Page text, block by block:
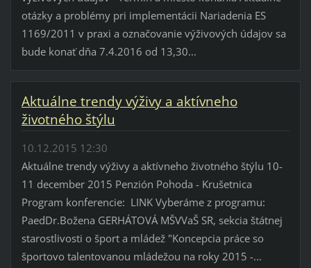
otázky a problémy pri implementácii Nariadenia ES
1169/2011 v praxi a označovanie výživových údajov sa
bude konať dňa 7.4.2016 od 13,30...
Aktuálne trendy výživy a aktívneho
životného štýlu
10.12.2015 12:30
Aktuálne trendy výživy a aktívneho životného štýlu 10-
11 december 2015 Penzión Pohoda - Krušetnica
Program konferencie: LINK Vyberáme z programu:
PaedDr.Božena GERHÁTOVÁ MŠVVaŠ SR, sekcia štátnej
starostlivosti o šport a mládež "Koncepcia práce so
športovo talentovanou mládežou na roky 2015 -...